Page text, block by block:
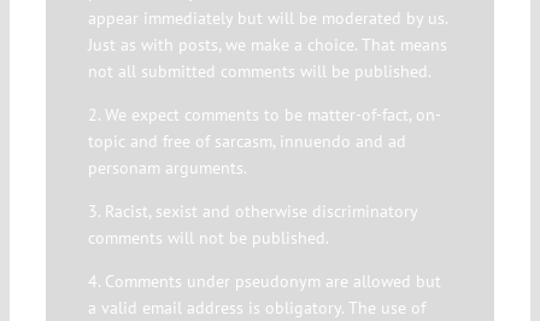
appear immediately but will be moderated by us.
Just as with posts, we make a choice. That means
not all submitted comments will be published.
2. We expect comments to be matter-of-fact, on-
topic and free of sarcasm, innuendo and ad
personam arguments.
3. Racist, sexist and otherwise discriminatory
comments will not be published.
4. Comments under pseudonym are allowed but
a valid email address is obligatory. The use of